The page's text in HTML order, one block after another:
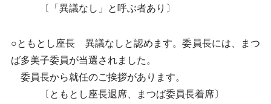
〔「異議なし」と呼ぶ者あり〕
○ともとし座長 異議なしと認めます。委員長には、まつ
ば多美子委員が当選されました。
委員長から就任のご挨拶があります。
〔ともとし座長退席、まつば委員長着席〕